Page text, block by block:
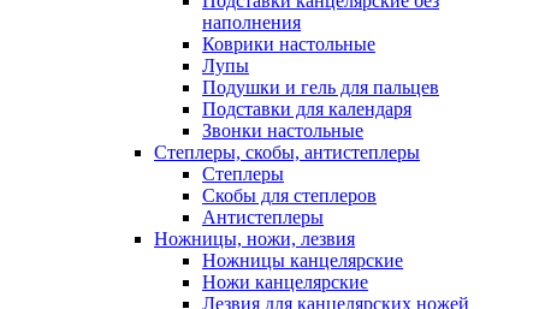
наполнения
Коврики настольные
Лупы
Подушки и гель для пальцев
Подставки для календаря
Звонки настольные
Степлеры, скобы, антистеплеры
Степлеры
Скобы для степлеров
Антистеплеры
Ножницы, ножи, лезвия
Ножницы канцелярские
Ножи канцелярские
Лезвия для канцелярских ножей